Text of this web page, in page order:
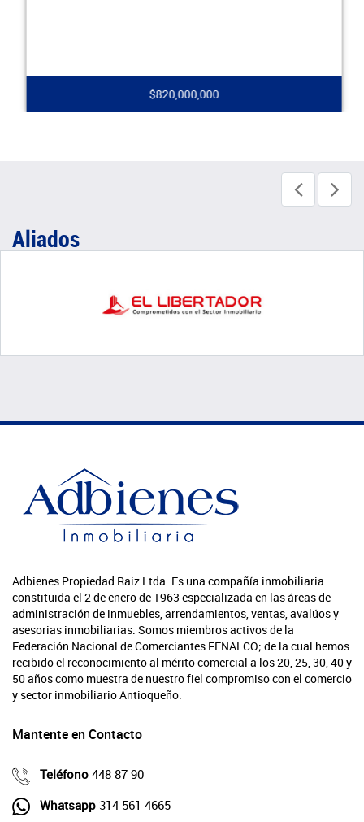
$820,000,000
Aliados
Adbienes Propiedad Raiz Ltda. Es una compañía inmobiliaria
constituida el 2 de enero de 1963 especializada en las áreas de
administración de inmuebles, arrendamientos, ventas, avalúos y
asesorias inmobiliarias. Somos miembros activos de la
Federación Nacional de Comerciantes FENALCO; de la cual hemos
recibido el reconocimiento al mérito comercial a los 20, 25, 30, 40 y
50 años como muestra de nuestro fiel compromiso con el comercio
y sector inmobiliario Antioqueño.
Mantente en Contacto
Teléfono 448 87 90
Whatsapp 314 561 4665